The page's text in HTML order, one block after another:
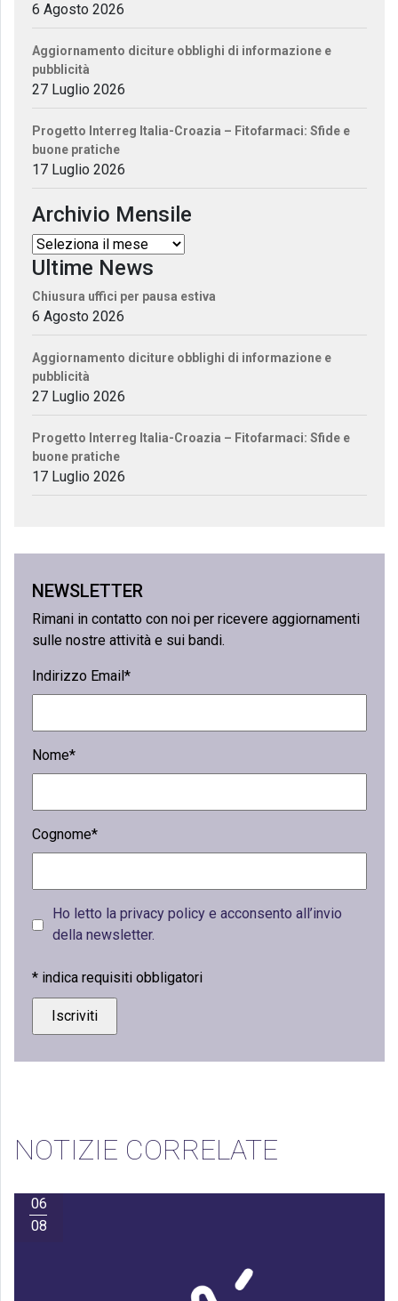
6 Agosto 2026
Aggiornamento diciture obblighi di informazione e
pubblicità
27 Luglio 2026
Progetto Interreg Italia-Croazia – Fitofarmaci: Sfide e
buone pratiche
17 Luglio 2026
Archivio Mensile
Ultime News
Chiusura uffici per pausa estiva
6 Agosto 2026
Aggiornamento diciture obblighi di informazione e
pubblicità
27 Luglio 2026
Progetto Interreg Italia-Croazia – Fitofarmaci: Sfide e
buone pratiche
17 Luglio 2026
NEWSLETTER
Rimani in contatto con noi per ricevere aggiornamenti
sulle nostre attività e sui bandi.
Indirizzo Email*
Nome*
Cognome*
Ho letto la privacy policy e acconsento all’invio
della newsletter.
* indica requisiti obbligatori
NOTIZIE CORRELATE
06
08